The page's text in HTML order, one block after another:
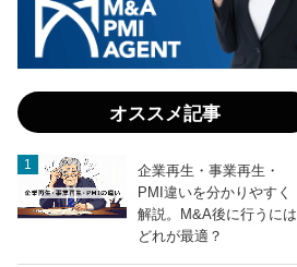
オススメ記事
企業再生・事業再生・
PMI違いを分かりやすく
解説。M&A後に行うには
どれが最適？